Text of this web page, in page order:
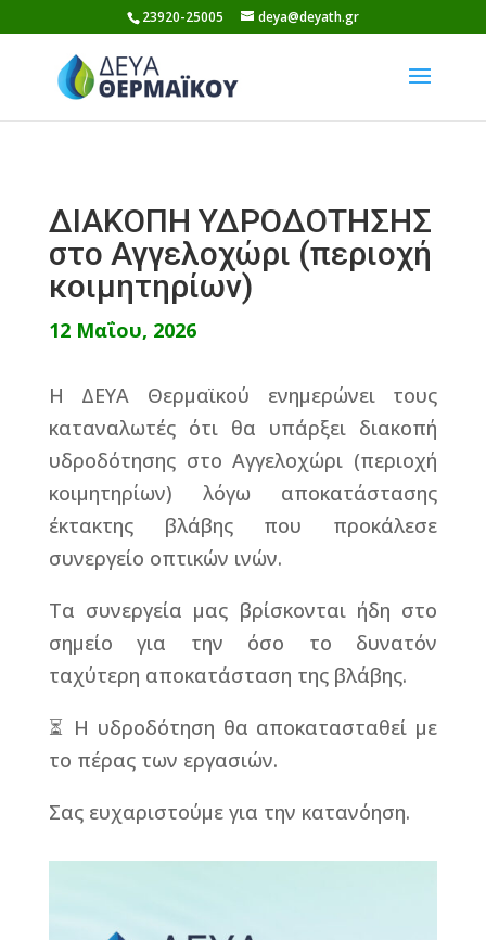
to
content
23920-25005 deya@deyath.gr
ΔΙΑΚΟΠΗ ΥΔΡΟΔΟΤΗΣΗΣ
στο Αγγελοχώρι (περιοχή
κοιμητηρίων)
12 Μαΐου, 2026
Η ΔΕΥΑ Θερμαϊκού ενημερώνει τους
καταναλωτές ότι θα υπάρξει διακοπή
υδροδότησης στο Αγγελοχώρι (περιοχή
κοιμητηρίων) λόγω αποκατάστασης
έκτακτης βλάβης που προκάλεσε
συνεργείο οπτικών ινών.
Τα συνεργεία μας βρίσκονται ήδη στο
σημείο για την όσο το δυνατόν
ταχύτερη αποκατάσταση της βλάβης.
⏳ Η υδροδότηση θα αποκατασταθεί με
το πέρας των εργασιών.
Σας ευχαριστούμε για την κατανόηση.